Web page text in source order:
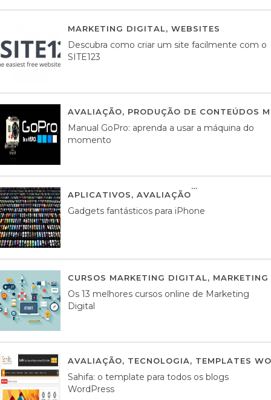
MARKETING DIGITAL, WEBSITES
Descubra como criar um site facilmente com o
SITE123
AVALIAÇÃO, PRODUÇÃO DE CONTEÚDOS
Manual GoPro: aprenda a usar a máquina do
momento
APLICATIVOS, AVALIAÇÃO
Gadgets fantásticos para iPhone
CURSOS MARKETING DIGITAL,
Os 13 melhores cursos online de Marketing
Digital
AVALIAÇÃO, TECNOLOGIA, TEMPLATES
Sahifa: o template para todos os blogs
WordPress